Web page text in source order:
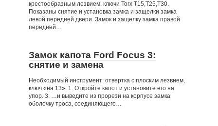
крестообразным лезвием, ключи Torx Т15,Т25,T30.
Показаны снятие и установка замка и защелки замка
левой передней двери. Замок и защелку замка правой
передней…
Замок капота Ford Focus 3:
снятие и замена
Необходимый инструмент: отвертка с плоским лезвием,
ключ «на 13». 1. Откройте капот и установите его на
упор. 3. …и выведите из прорези на корпусе замка
оболочку троса, соединяющего…